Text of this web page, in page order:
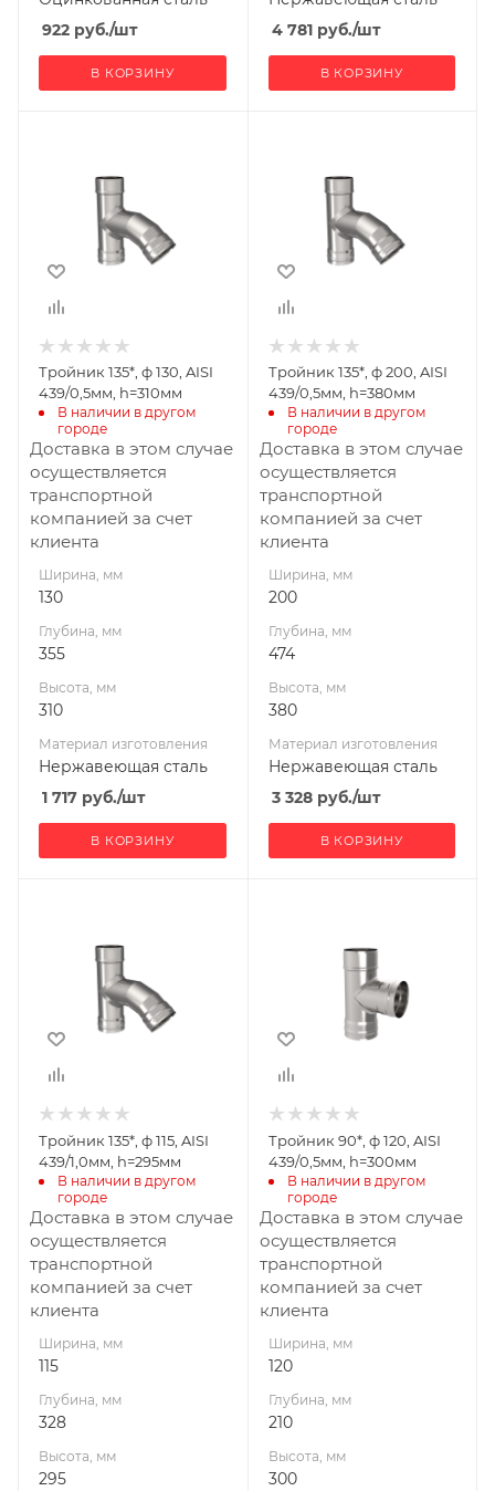
922 руб./шт
В КОРЗИНУ
4 781руб./шт
В КОРЗИНУ
Глубина, мм
Высота, мм
310
Материал
Нержавеющая
сталь
Диаметр дымохода,
130
Производитель
УМК
Тройник 135*, ф 130, AISI
439/0,5мм, h=310мм
В наличии в другом
городе
Доставка в этом случае
осуществляется
транспортной
компанией за счет
клиента
Ширина, мм
130
Глубина, мм
355
Высота, мм
310
Материал изготовления
Нержавеющая сталь
1 717 руб./шт
В КОРЗИНУ
Глубина, мм
Высота, мм
380
Материал
Нержавеющая
сталь
Диаметр дымохода,
200
Производитель
УМК
Тройник 135*, ф 200, AISI
439/0,5мм, h=380мм
В наличии в другом
городе
Доставка в этом случае
осуществляется
транспортной
компанией за счет
клиента
Ширина, мм
200
Глубина, мм
474
Высота, мм
380
Материал изготовления
Нержавеющая сталь
3 328руб./шт
В КОРЗИНУ
Глубина, мм
Высота, мм
295
Материал
Нержавеющая
сталь
Диаметр дымохода,
115
Производитель
УМК
Тройник 135*, ф 115, AISI
439/1,0мм, h=295мм
В наличии в другом
городе
Доставка в этом случае
осуществляется
транспортной
компанией за счет
клиента
Ширина, мм
115
Глубина, мм
328
Высота, мм
295
Высота, мм
300
Материал
Нержавеющая
сталь
Диаметр дымохода,
120
Производитель
УМК
Тройник 90*, ф 120, AISI
439/0,5мм, h=300мм
В наличии в другом
городе
Доставка в этом случае
осуществляется
транспортной
компанией за счет
клиента
Ширина, мм
120
Глубина, мм
210
Высота, мм
300